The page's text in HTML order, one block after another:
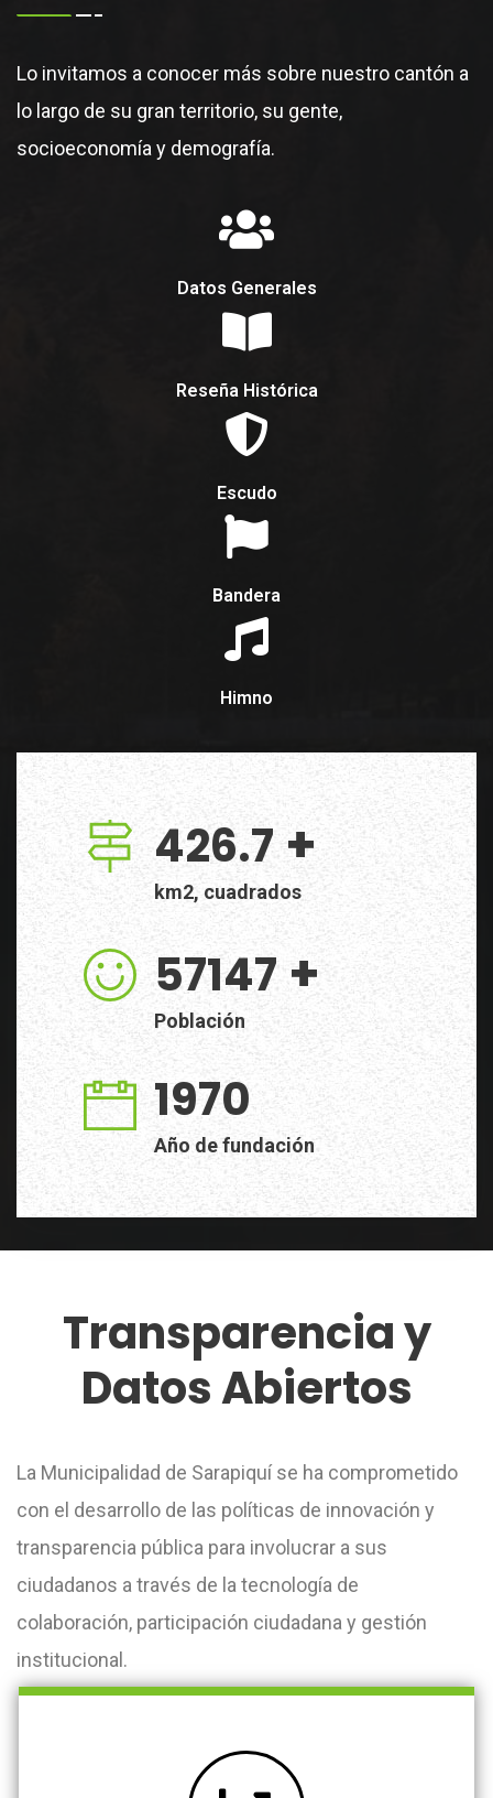
Lo invitamos a conocer más sobre nuestro cantón a
lo largo de su gran territorio, su gente,
socioeconomía y demografía.
Datos Generales
Reseña Histórica
Escudo
Bandera
Himno
426.7 +
km2, cuadrados
57147+
Población
1970
Año de fundación
Transparencia y
Datos Abiertos
La Municipalidad de Sarapiquí se ha comprometido
con el desarrollo de las políticas de innovación y
transparencia pública para involucrar a sus
ciudadanos a través de la tecnología de
colaboración, participación ciudadana y gestión
institucional.